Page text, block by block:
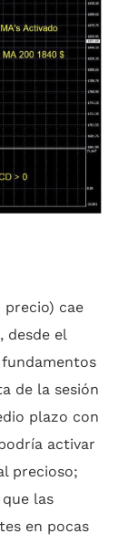
precio) cae
desde el
de la sesión
plazo con
activar
precioso;
las
en pocas